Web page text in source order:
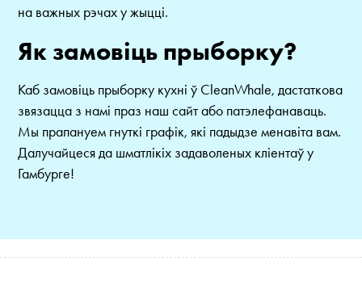
на важных рэчах у жыцці.
Як замовіць прыборку?
Каб замовіць прыборку кухні ў CleanWhale, дастаткова
звязацца з намі праз наш сайт або патэлефанаваць.
Мы прапануем гнуткі графік, які падыдзе менавіта вам.
Далучайцеся да шматлікіх задаволеных кліентаў у
Гамбурге!